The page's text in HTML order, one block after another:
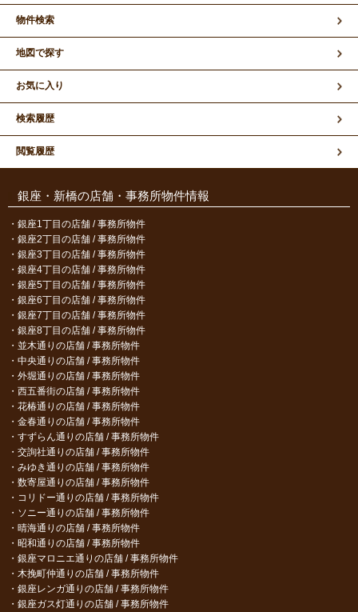
物件検索
地図で探す
お気に入り
検索履歴
閲覧履歴
銀座・新橋の店舗・事務所物件情報
銀座1丁目の店舗 / 事務所物件
銀座2丁目の店舗 / 事務所物件
銀座3丁目の店舗 / 事務所物件
銀座4丁目の店舗 / 事務所物件
銀座5丁目の店舗 / 事務所物件
銀座6丁目の店舗 / 事務所物件
銀座7丁目の店舗 / 事務所物件
銀座8丁目の店舗 / 事務所物件
並木通りの店舗 / 事務所物件
中央通りの店舗 / 事務所物件
外堀通りの店舗 / 事務所物件
西五番街の店舗 / 事務所物件
花椿通りの店舗 / 事務所物件
金春通りの店舗 / 事務所物件
すずらん通りの店舗 / 事務所物件
交詢社通りの店舗 / 事務所物件
みゆき通りの店舗 / 事務所物件
数寄屋通りの店舗 / 事務所物件
コリドー通りの店舗 / 事務所物件
ソニー通りの店舗 / 事務所物件
晴海通りの店舗 / 事務所物件
昭和通りの店舗 / 事務所物件
銀座マロニエ通りの店舗 / 事務所物件
木挽町仲通りの店舗 / 事務所物件
銀座レンガ通りの店舗 / 事務所物件
銀座ガス灯通りの店舗 / 事務所物件